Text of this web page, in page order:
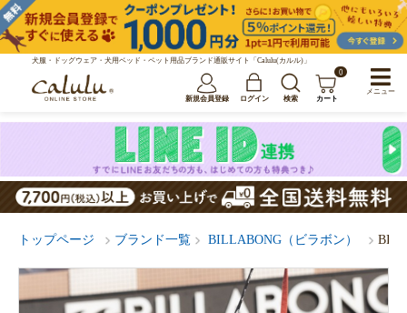
犬服・ドッグウェア・犬用ベッド・ペット用品ブランド通販サイト「Calulu(カルル)」
新規会員登録 ログイン 検索
0
カート
トップページ ブランド一覧 BILLABONG（ビラボン）
メニュー